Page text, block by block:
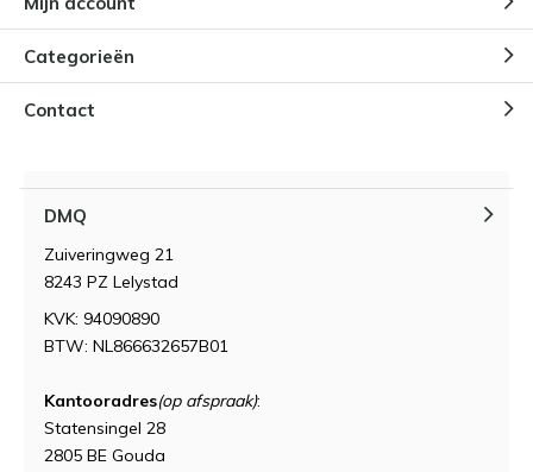
Categorieën
Contact
DMQ
Zuiveringweg 21
8243 PZ Lelystad
KVK: 94090890
BTW: NL866632657B01
Kantooradres(op afspraak):
Statensingel 28
2805 BE Gouda